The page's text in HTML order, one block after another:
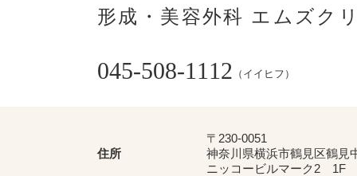
形成・美容外科 エムズク
045-508-1112 （イイヒフ）
住所
〒230-0051
神奈川県横浜市鶴見区鶴見
ニッコービルマーク2 1F